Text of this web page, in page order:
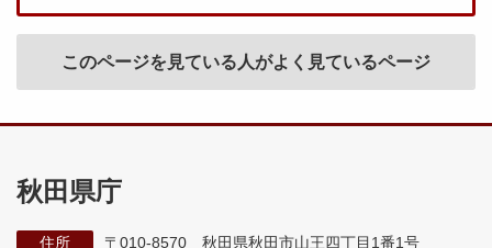
このページを見ている人がよく見ているページ
秋田県庁
住所
〒010-8570 秋田県秋田市山王四丁目1番1号